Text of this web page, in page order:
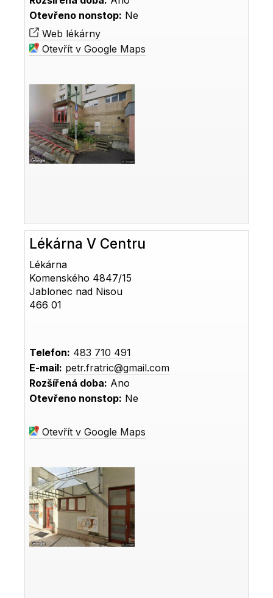
Otevřeno nonstop: Ne
Web lékárny
Otevřít v Google Maps
Lékárna V Centru
Lékárna
Komenského 4847/15
Jablonec nad Nisou
466 01
Telefon: 483 710 491
E-mail: petr.fratric@gmail.com
Rozšířená doba: Ano
Otevřeno nonstop: Ne
Otevřít v Google Maps